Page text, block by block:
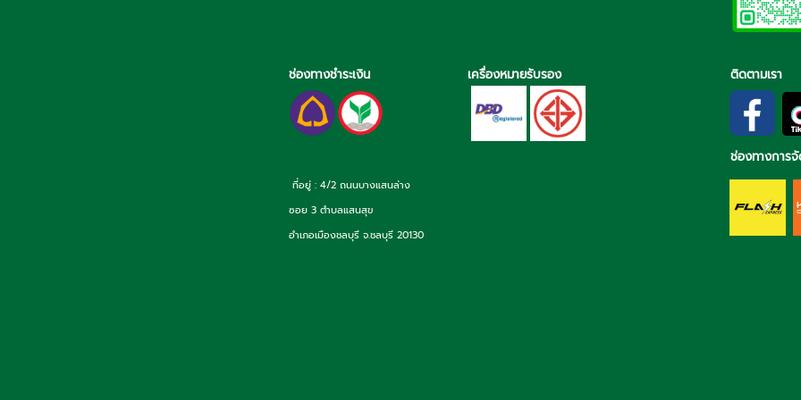
ช่องทางชำระเงิน เครื่องหมายรับรอง ติดตามเรา
ช่องทางการ
ที่อยู่ : 4/2 ถนนบางแสนล่าง
ซอย 3 ตำบลแสนสุข
อำเภอเมืองชลบุรี จ.ชลบุรี 20130